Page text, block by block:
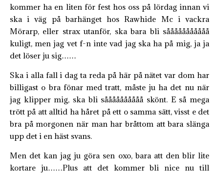
kommer ha en liten för fest hos oss på lördag innan vi
ska i väg på barhänget hos Rawhide Mc i vackra
Mörarp, eller strax utanför, ska bara bli sååååååååååå
kuligt, men jag vet f-n inte vad jag ska ha på mig, ja ja
det löser ju sig……
Ska i alla fall i dag ta reda på här på nätet var dom har
billigast o bra fönar med tratt, måste ju ha det nu när
jag klipper mig, ska bli såååååååååå skönt. E så mega
trött på att alltid ha håret på ett o samma sätt, visst e det
bra på morgonen när man har bråttom att bara slänga
upp det i en häst svans.
Men det kan jag ju göra sen oxo, bara att den blir lite
kortare ju……Plus att det kommer bli nice nu till